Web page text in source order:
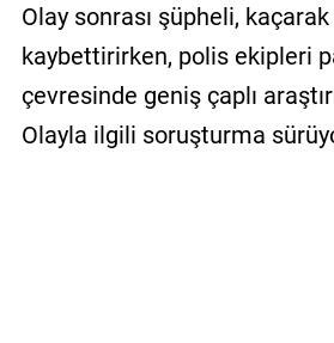
Olay sonrası şüpheli,
kaybettirirken, polis ekipleri
çevresinde geniş çaplı
Olayla ilgili soruşturma